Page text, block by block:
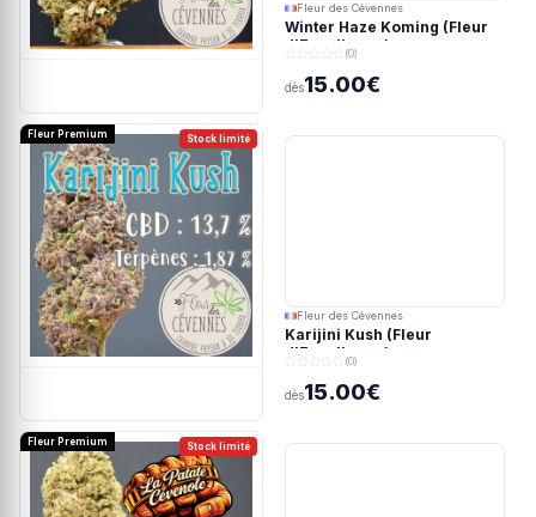
Fleur des Cévennes
Winter Haze Koming (Fleur
d'Excellence)
(0)
dès15.00€
Stock limité
Fleur Premium
Fleur des Cévennes
Karijini Kush (Fleur
d'Excellence)
(0)
dès15.00€
Stock limité
Fleur Premium